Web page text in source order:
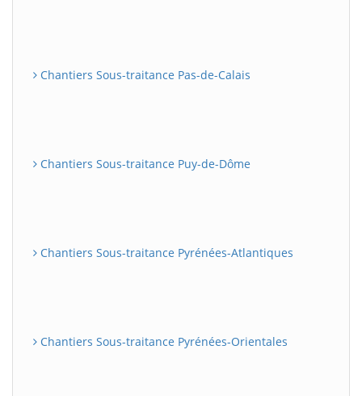
Chantiers Sous-traitance Pas-de-Calais
Chantiers Sous-traitance Puy-de-Dôme
Chantiers Sous-traitance Pyrénées-Atlantiques
Chantiers Sous-traitance Pyrénées-Orientales